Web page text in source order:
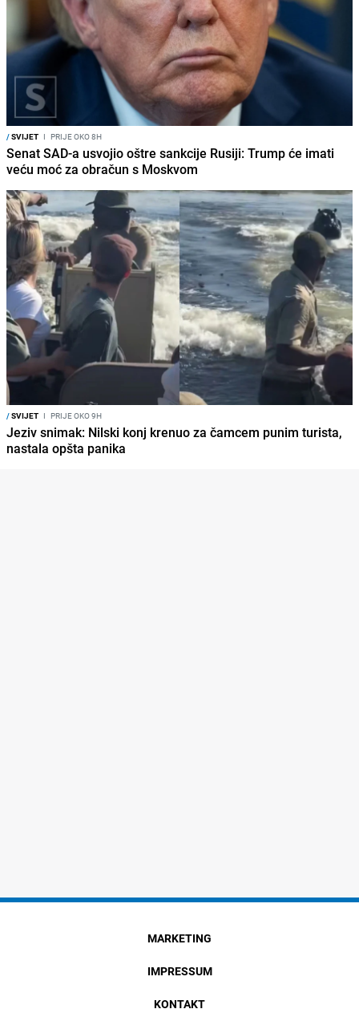
/SVIJET I PRIJE OKO 8H
Senat SAD-a usvojio oštre sankcije Rusiji: Trump će imati
veću moć za obračun s Moskvom
/SVIJET I PRIJE OKO 9H
Jeziv snimak: Nilski konj krenuo za čamcem punim turista,
nastala opšta panika
MARKETING
IMPRESSUM
KONTAKT